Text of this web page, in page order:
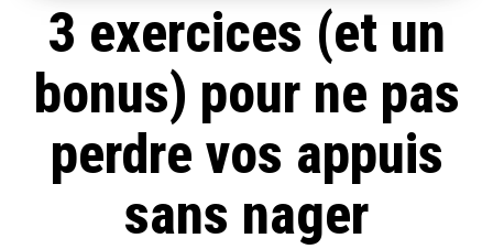
3 exercices (et un
bonus) pour ne pas
perdre vos appuis
sans nager